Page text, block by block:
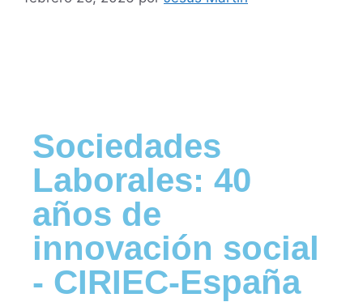
Sociedades
Laborales: 40
años de
innovación social
- CIRIEC-España